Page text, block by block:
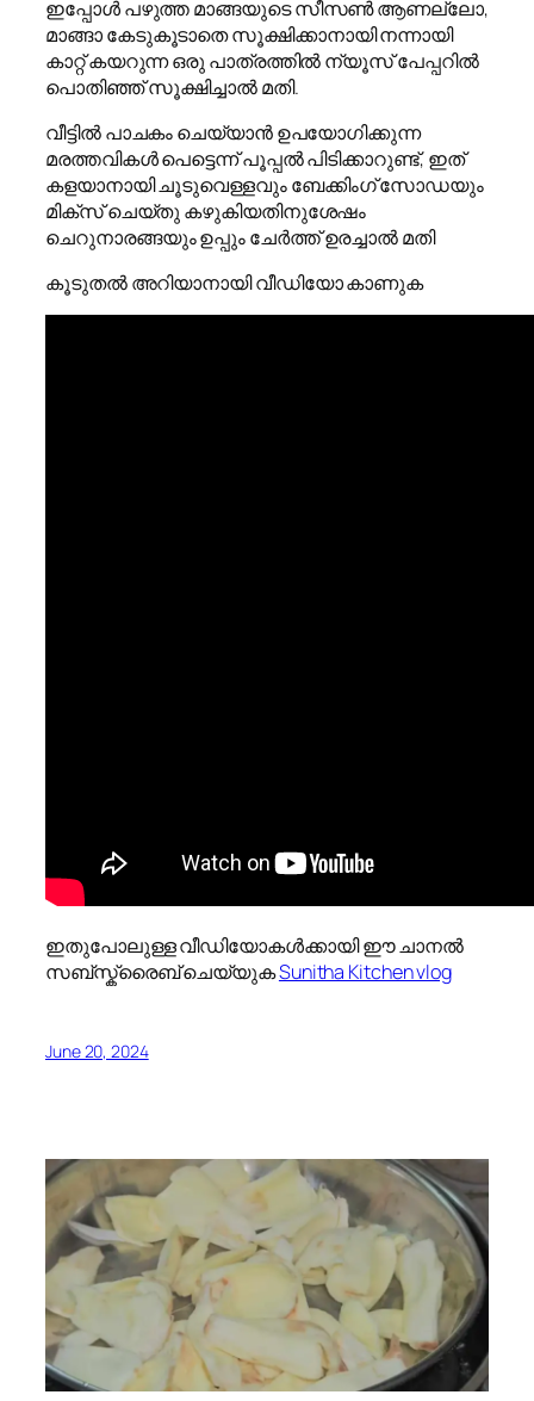
ഇപ്പോൾ പഴുത്ത മാങ്ങയുടെ സീസൺ ആണല്ലോ,
മാങ്ങാ കേടുകൂടാതെ സൂക്ഷിക്കാനായി നന്നായി
കാറ്റ് കയറുന്ന ഒരു പാത്രത്തിൽ ന്യൂസ് പേപ്പറിൽ
പൊതിഞ്ഞ് സൂക്ഷിച്ചാൽ മതി.
വീട്ടിൽ പാചകം ചെയ്യാൻ ഉപയോഗിക്കുന്ന
മരത്തവികൾ പെട്ടെന്ന് പൂപ്പൽ പിടിക്കാറുണ്ട്, ഇത്
കളയാനായി ചൂടുവെള്ളവും ബേക്കിംഗ് സോഡയും
മിക്സ് ചെയ്തു കഴുകിയതിനുശേഷം
ചെറുനാരങ്ങയും ഉപ്പും ചേർത്ത് ഉരച്ചാൽ മതി
കൂടുതൽ അറിയാനായി വീഡിയോ കാണുക
ഇതുപോലുള്ള വീഡിയോകൾക്കായി ഈ ചാനൽ
സബ്സ്ക്രൈബ് ചെയ്യുകSunitha Kitchen vlog
June 20, 2024